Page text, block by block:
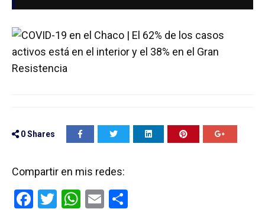
0Shares
Compartir en mis redes:
F
T
W E